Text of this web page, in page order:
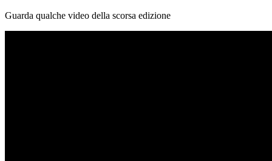
Guarda qualche video della scorsa edizione